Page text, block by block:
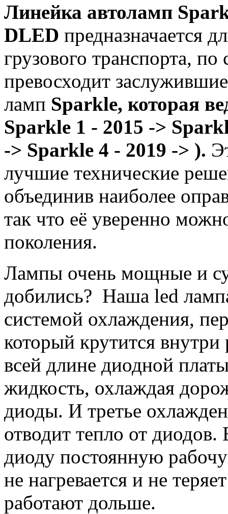
Линейка автоламп
DLED предназначается
грузового транспорта,
превосходит
ламп Sparkle, которая
Sparkle 1 - 2015 ->
-> Sparkle 4 - 2019 -> ).
лучшие технические
объединив наиболее
так что её уверенно
поколения.
Лампы очень мощные и
добились? Наша led
системой охлаждения,
который крутится внутри
всей длине диодной
жидкость, охлаждая
диоды. И третье
отводит тепло от диодов.
диоду постоянную
не нагревается и не
работают дольше.